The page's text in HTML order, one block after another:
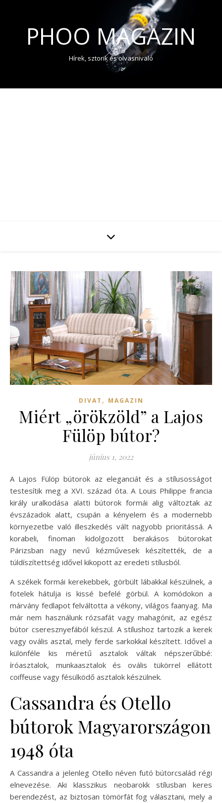
PHOO MAGAZIN
Hírek, sztorik és olvasnivaló
DIVAT , MAGAZIN
Miért „örökzöld” a Lajos
Fülöp bútor?
június 1, 2022
A Lajos Fülöp bútorok az eleganciát és a stílusosságot
testesítik meg a XVI. század óta. A Louis Philippe francia
király uralkodása alatti bútorok formái alig változtak az
évszázadok alatt, csupán a kényelem és a modernebb
környezetbe való illeszkedés vált nagyobb prioritássá. A
korabeli, finoman kidolgozott berakásos bútorokat
Párizsban nagy nevű kézművesek készítették, de a
túldíszítettség idővel kikopott az eredeti stílusból.
A székek formái kerekebbek, görbült lábakkal készülnek, a
fotelek hátulja is kissé befelé görbül. A komódokon a
márvány fedlapot felváltotta a vékony, világos faanyag. Ma
már nem használunk rózsafát vagy mahagónit, az egész
bútor cseresznyefából készül. A stílushoz tartozik a kerek
vagy ovális asztal, mely ferde sarkokkal készített. Idővel a
különféle kis méretű asztalok váltak népszerűbbé:
íróasztalok, munkaasztalok és ovális tükörrel ellátott
coiffeuse vagy fésülködő asztalok készülnek.
Cassandra és Otello
bútorok Magyarországon
1948 óta
A Cassandra a jelenleg Otello néven futó bútorcsalád régi
elnevezése. Aki klasszikus neobarokk stílusban keres
berendezést, az biztosan tömörfát fog választani, mely a